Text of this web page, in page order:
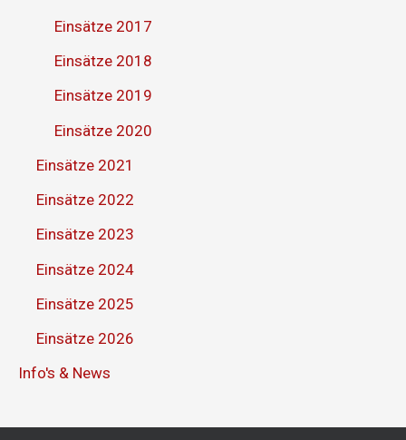
Einsätze 2017
Einsätze 2018
Einsätze 2019
Einsätze 2020
Einsätze 2021
Einsätze 2022
Einsätze 2023
Einsätze 2024
Einsätze 2025
Einsätze 2026
Info's & News